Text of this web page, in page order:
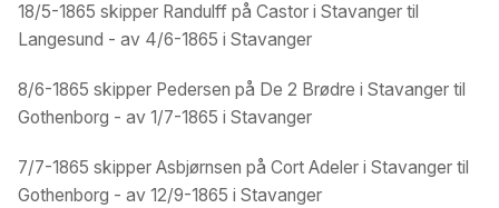
18/5-1865 skipper Randulff på Castor i Stavanger til
Langesund - av 4/6-1865 i Stavanger
8/6-1865 skipper Pedersen på De 2 Brødre i Stavanger til
Gothenborg - av 1/7-1865 i Stavanger
7/7-1865 skipper Asbjørnsen på Cort Adeler i Stavanger til
Gothenborg - av 12/9-1865 i Stavanger